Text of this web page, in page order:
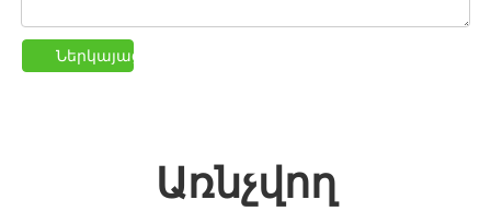
Ներկայացրե՛ք
Առնչվող